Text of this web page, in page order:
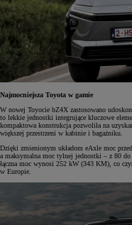
Najmocniejsza Toyota w gamie
W nowej Toyocie bZ4X zastosowano
to lekkie jednostki integrujące kluczowe
kompaktowa konstrukcja pozwoliła na
większej przestrzeni w kabinie i bagażniku.
Dzięki zmienionym układom eAxle moc
a maksymalna moc tylnej jednostki – z 80
łączna moc wynosi 252 kW (343 KM), co
w Europie.